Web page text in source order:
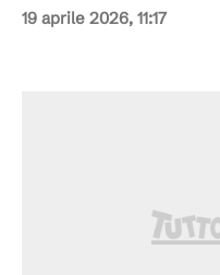
19 aprile 2026, 11:17